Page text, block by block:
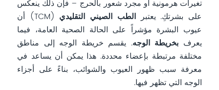
تغيرات هرمونية أو مجرد شعور بالحرج – فإن ذلك ينعكس
على بشرتكِ. يعتبرالطب الصيني التقليدي
(TCM) أن
عيوب البشرة مؤشراً على الحالة الصحية العامة، فيما
يعرف بخريطة الوجه. يقسم خريطة الوجه إلى مناطق
مختلفة مرتبطة بإعضاء محددة. هذا يمكن أن يساعد في
معرفة سبب ظهور العيوب والشوائب، بناءً على أجزاء
الوجه التي تظهر فيها.